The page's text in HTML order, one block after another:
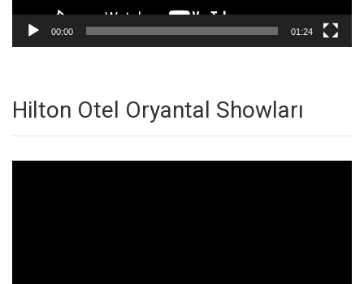
00:00 01:24
Hilton Otel Oryantal Showları